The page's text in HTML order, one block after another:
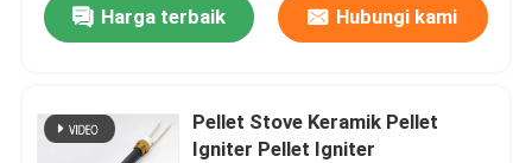
Harga terbaik Hubungi kami
Pellet Stove Keramik Pellet
Igniter Pellet Igniter